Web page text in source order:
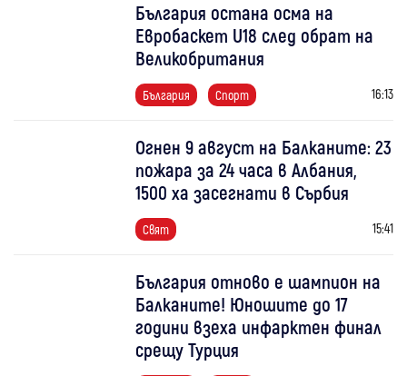
България остана осма на
Евробаскет U18 след обрат на
Великобритания
България Спорт 16:13
Огнен 9 август на Балканите: 23
пожара за 24 часа в Албания,
1500 ха засегнати в Сърбия
Свят 15:41
България отново е шампион на
Балканите! Юношите до 17
години взеха инфарктен финал
срещу Турция